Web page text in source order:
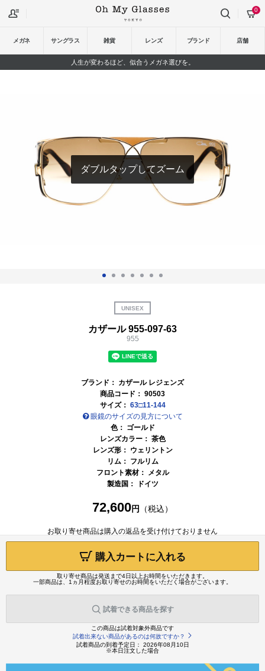
メガネ サングラス 雑貨 レンズ ブランド 店舗
0
人生が変わるほど、似合うメガネ選びを。
ダブルタップしてズーム
UNISEX
カザール 955-097-63
955
ブランド： カザール レジェンズ
商品コード： 90503
サイズ： 63□11-144
眼鏡のサイズの見方について
色： ゴールド
レンズカラー： 茶色
レンズ形： ウェリントン
リム： フルリム
フロント素材： メタル
製造国：
ドイツ
72,600円 （税込）
お取り寄せ商品は購入の返品を受け付けておりません
購入カートに入れる
取り寄せ商品は発送まで4日以上お時間をいただきます。
一部商品は、1ヵ月程度お取り寄せのお時間をいただく場合がございます。
試着できる商品を探す
この商品は試着対象外商品です
試着出来ない商品があるのは何故ですか？
試着商品の到着予定日： 2026年08月10日
※本日注文した場合